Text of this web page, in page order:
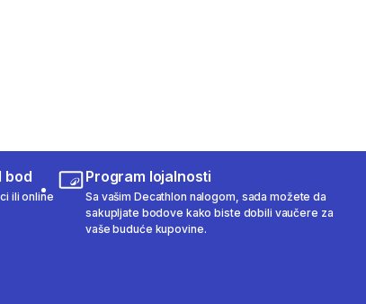
bod
ili online
Program lojalnosti
Sa vašim Decathlon nalogom, sada možete da
sakupljate bodove kako biste dobili vaučere za
vaše buduće kupovine.